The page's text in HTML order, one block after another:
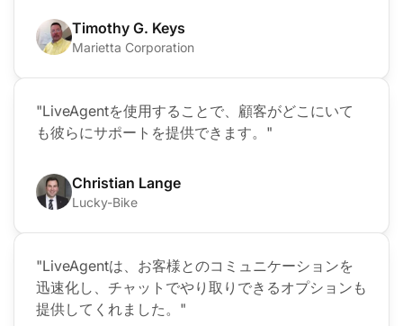
Timothy G. Keys
Marietta Corporation
"LiveAgentを使用することで、顧客がどこにいて
も彼らにサポートを提供できます。"
Christian Lange
Lucky-Bike
"LiveAgentは、お客様とのコミュニケーションを
迅速化し、チャットでやり取りできるオプションも
提供してくれました。"